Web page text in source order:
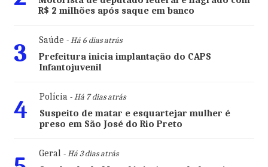
R$ 2 milhões após saque em banco
3 Saúde - Há 6 dias atrás
Prefeitura inicia implantação do CAPS
Infantojuvenil
4 Polícia- Há 7 dias atrás
Suspeito de matar e esquartejar mulher é
preso em São José do Rio Preto
Geral- Há 3 dias atrás